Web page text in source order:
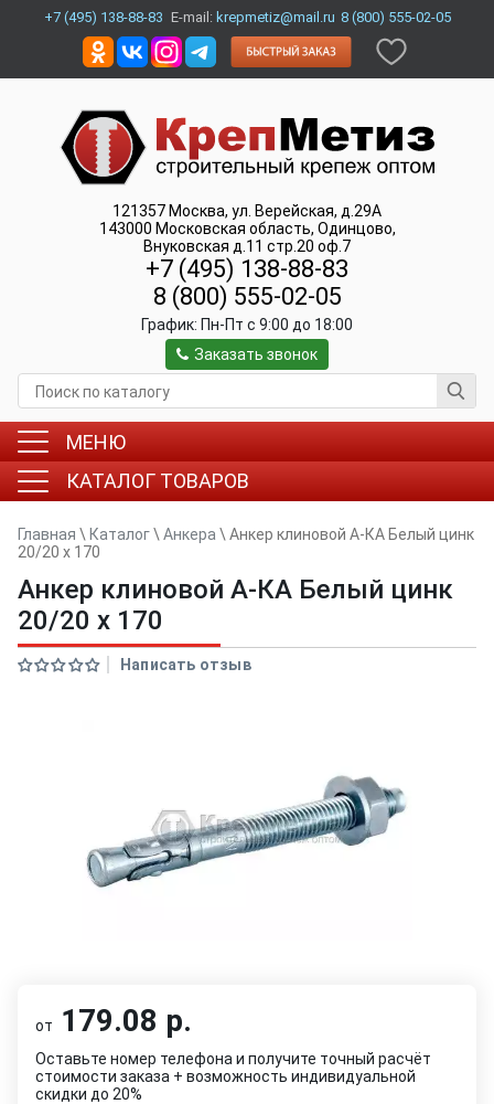
+7 (495) 138-88-83 E-mail: krepmetiz@mail.ru 8 (800) 555-02-05
121357 Москва, ул. Верейская, д.29А
143000 Московская область, Одинцово,
Внуковская д.11 стр.20 оф.7
+7 (495) 138-88-83
8 (800) 555-02-05
График: Пн-Пт c 9:00 до 18:00
Заказать звонок
МЕНЮ
КАТАЛОГ ТОВАРОВ
Главная \ Каталог\ Анкера \ Анкер клиновой А-КА Белый цинк
20/20 x 170
Анкер клиновой А-КА Белый цинк
20/20 x 170
Написать отзыв
от 179.08 р.
Оставьте номер телефона и получите точный расчёт
стоимости заказа + возможность индивидуальной
скидки до 20%